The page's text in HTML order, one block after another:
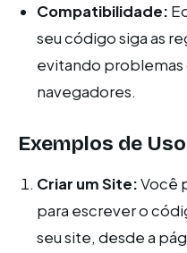
Compatibilidade:
seu código siga as
evitando
navegadores.
Exemplos de
Criar um Site:Você
para escrever o
seu site, desde a